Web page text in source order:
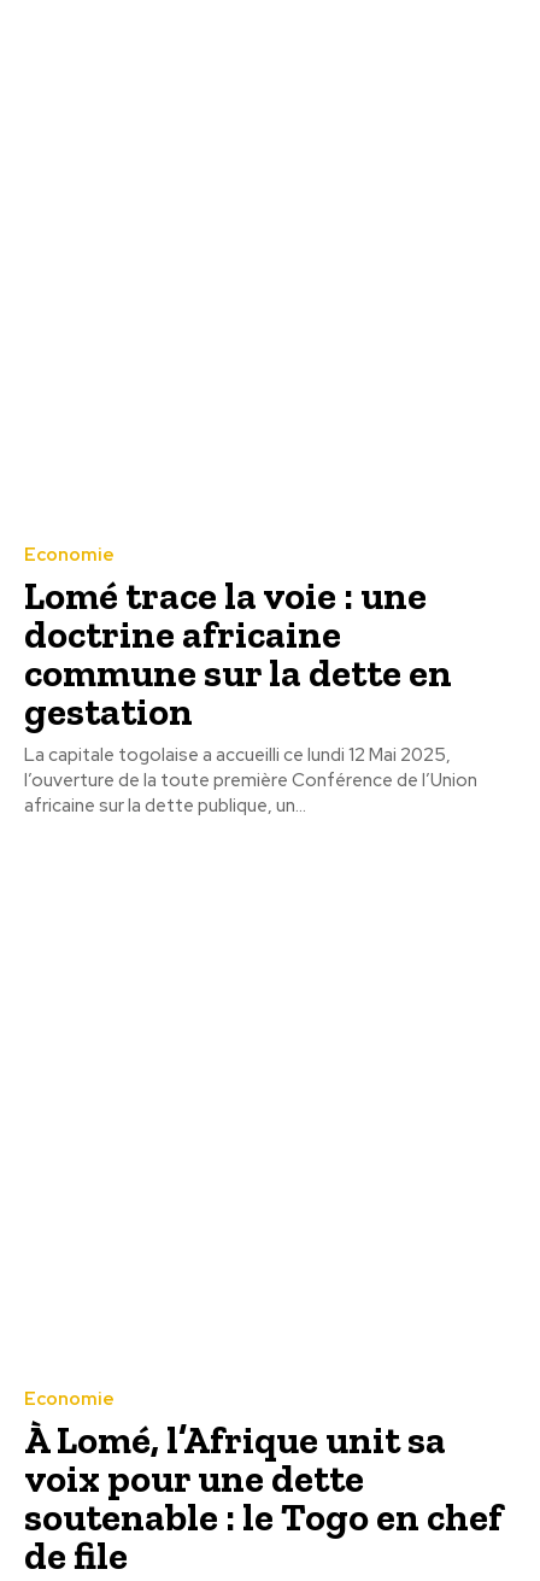
Economie
Lomé trace la voie : une
doctrine africaine
commune sur la dette en
gestation
La capitale togolaise a accueilli ce lundi 12 Mai 2025,
l’ouverture de la toute première Conférence de l’Union
africaine sur la dette publique, un...
Economie
À Lomé, l’Afrique unit sa
voix pour une dette
soutenable : le Togo en chef
de file